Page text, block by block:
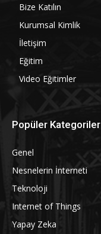
Bize Katılın
Kurumsal Kimlik
İletişim
Eğitim
Video Eğitimler
Popüler Kategoriler
Genel
Nesnelerin İnterneti
Teknoloji
Internet of Things
Yapay Zeka